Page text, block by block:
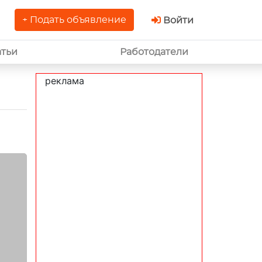
+ Подать объявление Войти
Работодатели
реклама